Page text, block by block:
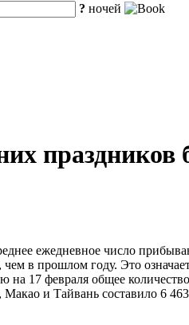
? ночей
ежедневное число
в прошлом году. Это
17 февраля общее
и Тайвань составило 6